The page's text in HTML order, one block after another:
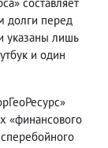
долги перед
указаны лишь
и один
«финансового